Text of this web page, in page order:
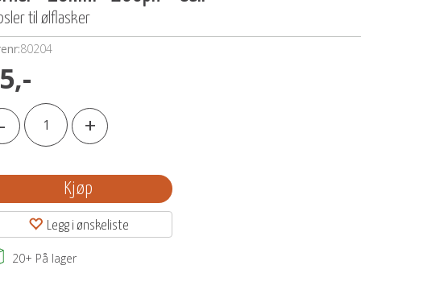
til ølflasker
80204
- +
Kjøp
Legg i ønskeliste
20+ På lager